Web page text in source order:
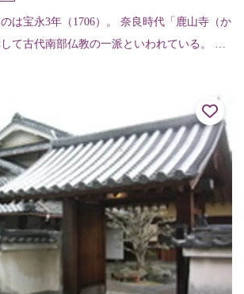
は宝永3年（1706）。 奈良時代「鹿山寺（か
て古代南部仏教の一派といわれている。 奈